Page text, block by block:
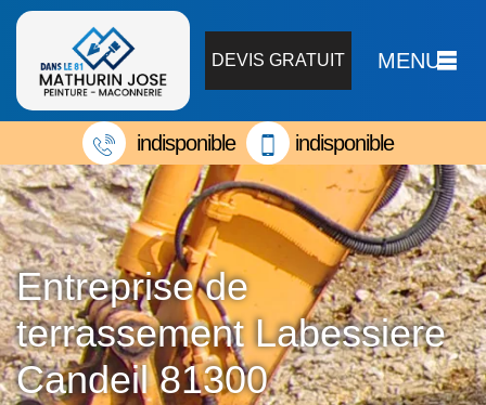
DEVIS GRATUIT MENU
indisponible indisponible
Entreprise de
terrassement Labessiere
Candeil 81300